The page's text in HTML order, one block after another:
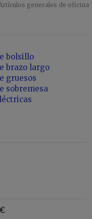
generales de oficina
bolsillo
brazo largo
gruesos
sobremesa